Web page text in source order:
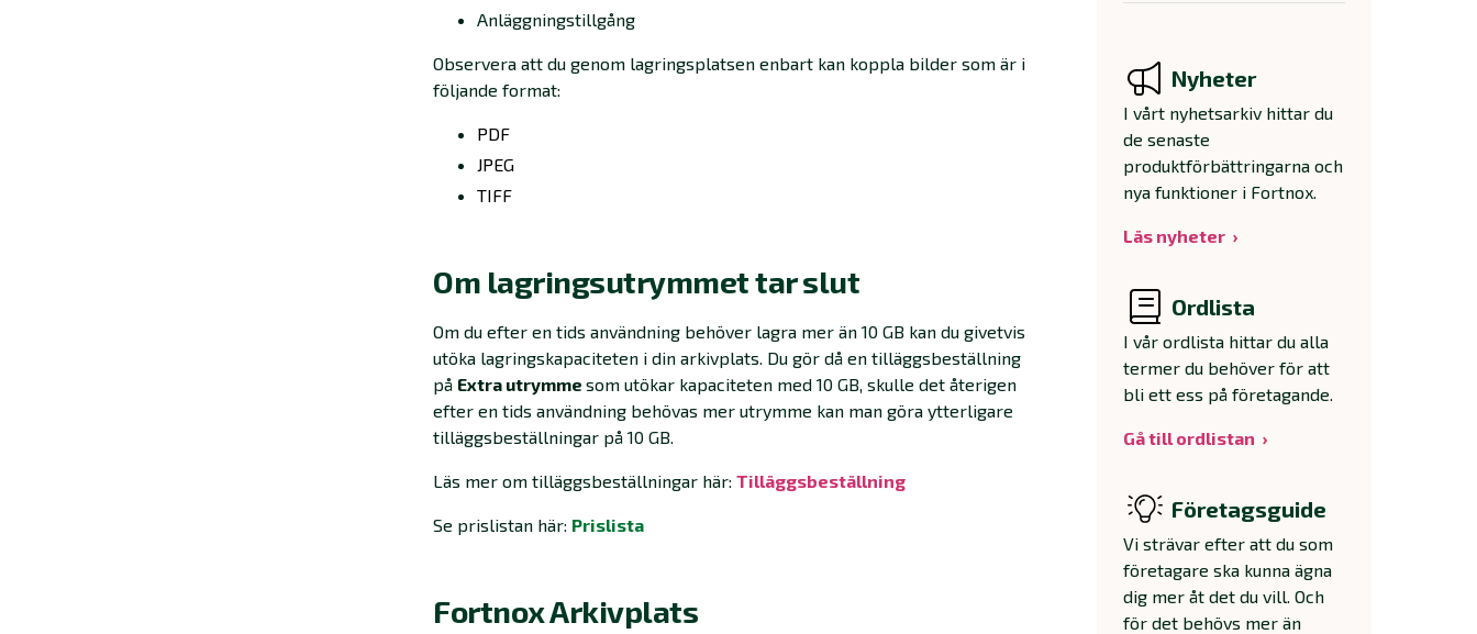
Anläggningstillgång
Observera att du genom lagringsplatsen enbart kan koppla bilder som är i
följande format:
PDF
JPEG
TIFF
Om lagringsutrymmet tar slut
Om du efter en tids användning behöver lagra mer än 10 GB kan du givetvis
utöka lagringskapaciteten i din arkivplats. Du gör då en tilläggsbeställning
på Extra utrymme som utökar kapaciteten med 10 GB, skulle det återigen
efter en tids användning behövas mer utrymme kan man göra ytterligare
tilläggsbeställningar på 10 GB.
Läs mer om tilläggsbeställningar här: Tilläggsbeställning
Se prislistan här: Prislista
Fortnox Arkivplats
Nyheter
I vårt nyhetsarkiv hittar du
de senaste
produktförbättringarna och
nya funktioner i Fortnox.
Läs nyheter
Ordlista
I vår ordlista hittar du alla
termer du behöver för att
bli ett ess på företagande.
Gå till ordlistan
Företagsguide
Vi strävar efter att du som
företagare ska kunna ägna
dig mer åt det du vill. Och
för det behövs mer än